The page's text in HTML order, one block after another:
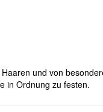
und von
in Ordnung zu festen.